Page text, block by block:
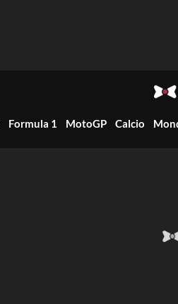
Formula 1 MotoGP Calcio